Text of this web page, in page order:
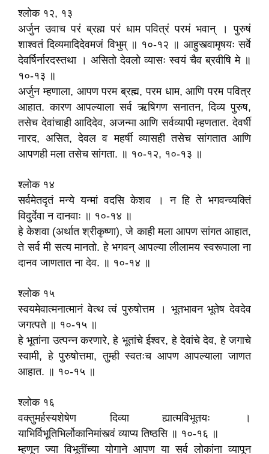
श्लोक १२, १३
अर्जुन उवाच परं ब्रह्म परं धाम पवित्रं परमं भवान्‌ । पुरुषं
शाश्वतं दिव्यमादिदेवमजं विभुम्‌ ॥ १०-१२ ॥ आहुस्त्वामृषयः सर्वे
देवर्षिर्नारदस्तथा । असितो देवलो व्यासः स्वयं चैव ब्रवीषि मे ॥
१०-१३ ॥
अर्जुन म्हणाला, आपण परम ब्रह्म, परम धाम, आणि परम पवित्र
आहात. कारण आपल्याला सर्व ऋषिगण सनातन, दिव्य पुरुष,
तसेच देवांचाही आदिदेव, अजन्मा आणि सर्वव्यापी म्हणतात. देवर्षी
नारद, असित, देवल व महर्षी व्यासही तसेच सांगतात आणि
आपणही मला तसेच सांगता. ॥ १०-१२, १०-१३ ॥
श्लोक १४
सर्वमेतदृतं मन्ये यन्मां वदसि केशव । न हि ते भगवन्व्यक्तिं
विदुर्देवा न दानवाः ॥ १०-१४ ॥
हे केशवा (अर्थात श्रीकृष्णा), जे काही मला आपण सांगत आहात,
ते सर्व मी सत्य मानतो. हे भगवन्‌ आपल्या लीलामय स्वरूपाला ना
दानव जाणतात ना देव. ॥ १०-१४ ॥
श्लोक १५
स्वयमेवात्मनात्मानं वेत्थ त्वं पुरुषोत्तम । भूतभावन भूतेष देवदेव
जगत्पते ॥ १०-१५ ॥
हे भूतांना उत्पन्न करणारे, हे भूतांचे ईश्वर, हे देवांचे देव, हे जगाचे
स्वामी, हे पुरुषोत्तमा, तुम्ही स्वतःच आपण आपल्याला जाणत
आहात. ॥ १०-१५ ॥
श्लोक १६
वक्तुमर्हस्यशेषेण दिव्या ह्यात्मविभूतयः ।
याभिर्विभूतिभिर्लोकानिमांस्त्वं व्याप्य तिष्ठसि ॥ १०-१६ ॥
म्हणून ज्या विभूतींच्या योगाने आपण या सर्व लोकांना व्यापून